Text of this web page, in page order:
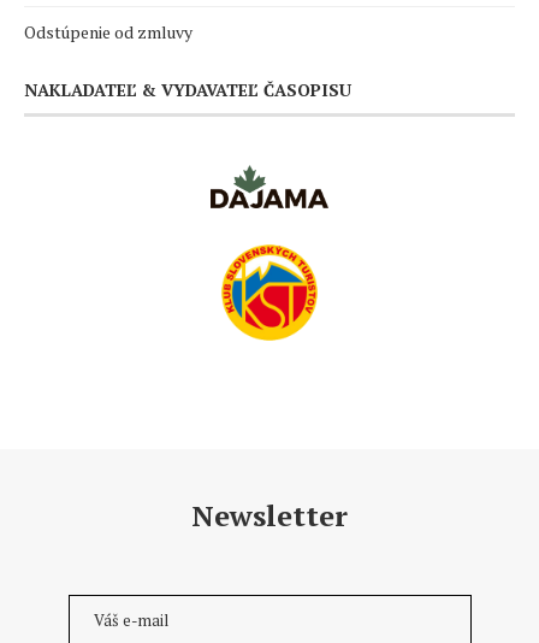
Odstúpenie od zmluvy
NAKLADATEĽ & VYDAVATEĽ ČASOPISU
Newsletter